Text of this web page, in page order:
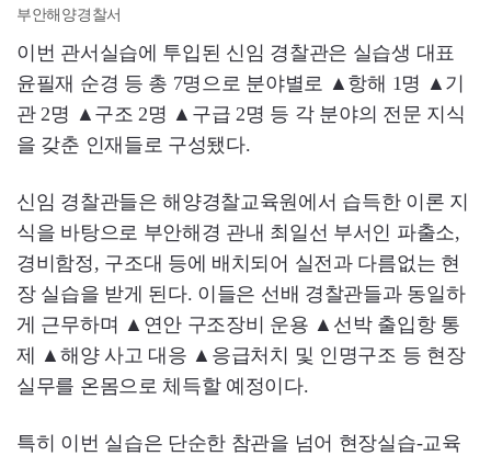
부안해양경찰서
이번 관서실습에 투입된 신임 경찰관은 실습생 대표
윤필재 순경 등 총 7명으로 분야별로 ▲항해 1명 ▲기
관 2명 ▲구조 2명 ▲구급 2명 등 각 분야의 전문 지식
을 갖춘 인재들로 구성됐다.
신임 경찰관들은 해양경찰교육원에서 습득한 이론 지
식을 바탕으로 부안해경 관내 최일선 부서인 파출소,
경비함정, 구조대 등에 배치되어 실전과 다름없는 현
장 실습을 받게 된다. 이들은 선배 경찰관들과 동일하
게 근무하며 ▲연안 구조장비 운용 ▲선박 출입항 통
제 ▲해양 사고 대응 ▲응급처치 및 인명구조 등 현장
실무를 온몸으로 체득할 예정이다.
특히 이번 실습은 단순한 참관을 넘어 현장실습-교육